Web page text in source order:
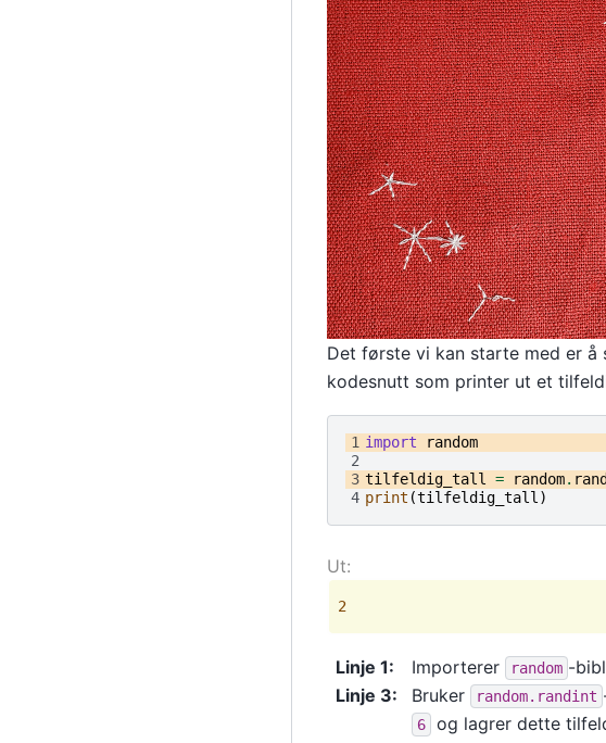
Det første vi kan starte med er å
kodesnutt som printer ut et
1 import
random
2
3 tilfeldig_tall = random.
4 print (tilfeldig_tall )
2
Linje 1: Importerer random -
Linje 3: Bruker random.randint
6 og lagrer dette